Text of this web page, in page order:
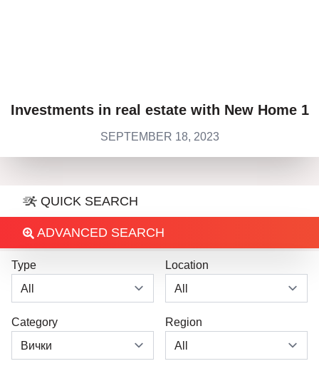
Investments in real estate with New Home 1
SEPTEMBER 18, 2023
QUICK SEARCH
ADVANCED SEARCH
Type Location
Category Region